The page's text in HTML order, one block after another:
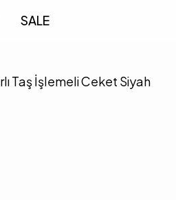
SALE
Taş İşlemeli Ceket Siyah